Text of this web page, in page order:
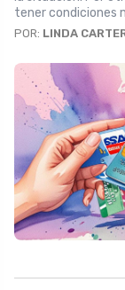
tener condiciones
POR: LINDA